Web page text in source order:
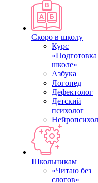
Скоро в школу
Курс
школе»
Азбука
Логопед
Дефектолог
Детский
психолог
Школьникам
«Читаю без
слогов»